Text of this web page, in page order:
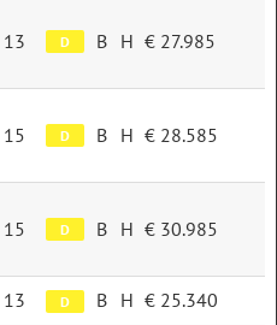
13 D B H € 27.985
15 D B H € 28.585
15 D B H € 30.985
13 D B H € 25.340